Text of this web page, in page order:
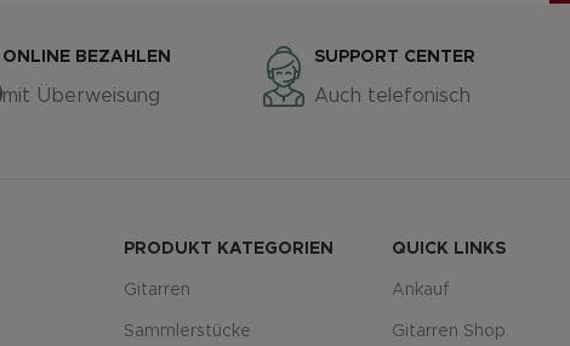
ONLINE BEZAHLEN
mit Überweisung
SUPPORT CENTER
Auch telefonisch
PRODUKT KATEGORIEN
Gitarren
Sammlerstücke
QUICK LINKS
Ankauf
Gitarren Shop